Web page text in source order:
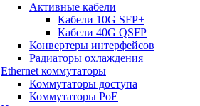
Активные кабели
Кабели 10G SFP+
Кабели 40G QSFP
Конвертеры интерфейсов
Радиаторы охлаждения
Ethernet коммутаторы
Коммутаторы доступа
Коммутаторы PoE